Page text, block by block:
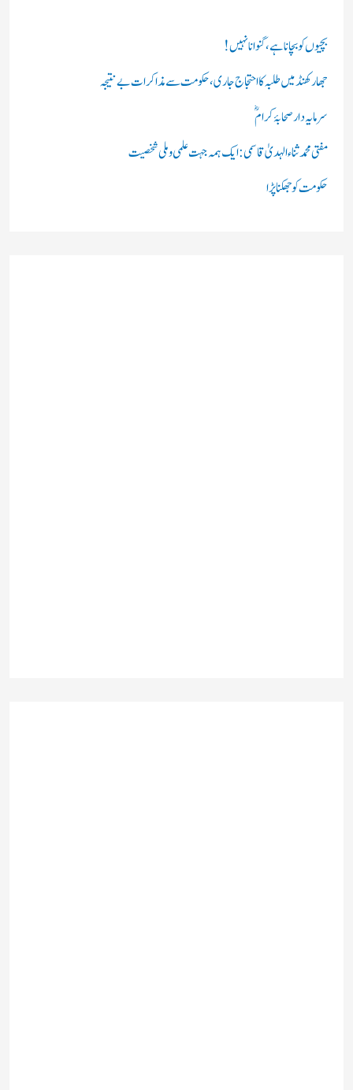
ں
:
بچیوں کو بچانا ہے، گنوانا نہیں!
جھارکھنڈ میں طلبہ کا احتجاج جاری، حکومت سے مذاکرات بے نتیجہ
سرمایہ دار صحابۂ کرامؓ
مفتی محمد ثناء الہدیٰ قاسمی: ایک ہمہ جہت علمی و ملی شخصیت
حکومت کو جھکنا پڑا